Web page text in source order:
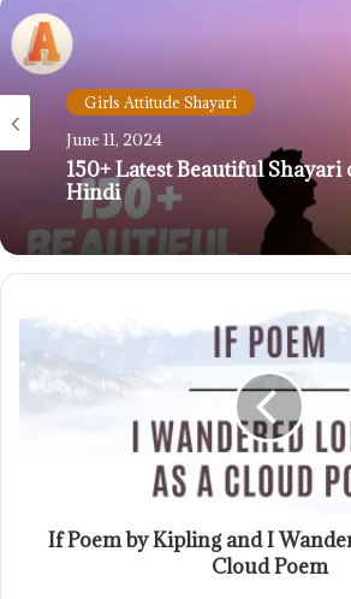
Girls Attitude Shayari
June 2, 2024
150+ Cute Shayari for Girls in
Shayari for Girls
If Poem by Kipling and I
Cloud Poem